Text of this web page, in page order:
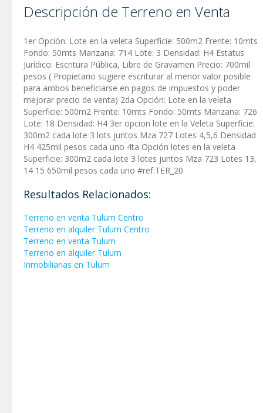
Descripción de Terreno en Venta
1er Opción: Lote en la veleta Superficie: 500m2 Frente: 10mts
Fondo: 50mts Manzana: 714 Lote: 3 Densidad: H4 Estatus
Jurídico: Escritura Pública, Libre de Gravamen Precio: 700mil
pesos ( Propietario sugiere escriturar al menor valor posible
para ambos beneficiarse en pagos de impuestos y poder
mejorar precio de venta) 2da Opción: Lote en la veleta
Superficie: 500m2 Frente: 10mts Fondo: 50mts Manzana: 726
Lote: 18 Densidad: H4 3er opcion lote en la Veleta Superficie:
300m2 cada lote 3 lots juntos Mza 727 Lotes 4,5,6 Densidad
H4 425mil pesos cada uno 4ta Opción lotes en la veleta
Superficie: 300m2 cada lote 3 lotes juntos Mza 723 Lotes 13,
14 15 650mil pesos cada uno #ref:TER_20
Resultados Relacionados:
Terreno en venta Tulum Centro
Terreno en alquiler Tulum Centro
Terreno en venta Tulum
Terreno en alquiler Tulum
Inmobiliarias en Tulum